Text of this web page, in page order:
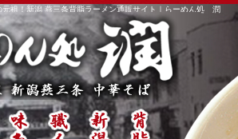
元祖！新潟 燕三条背脂ラーメン通販サイト｜らーめん処 潤